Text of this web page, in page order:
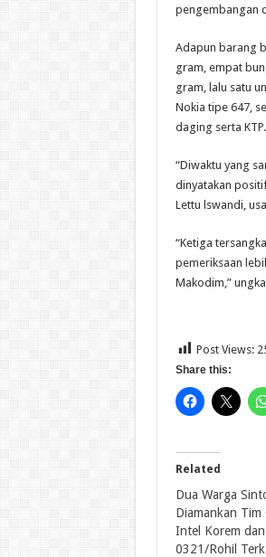
pengembangan
Adapun barang
gram, empat
gram, lalu satu
Nokia tipe 647,
daging serta KTP.
“Diwaktu yang
dinyatakan
Lettu lswandi,
“Ketiga
pemeriksaan
Makodim,”
Post Views:
Share this:
Related
Dua Warga
Diamankan Tim
Intel Korem
0321/Rohil